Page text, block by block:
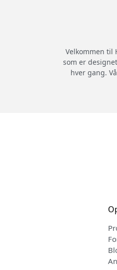
Velkommen til
som er
hver gang.